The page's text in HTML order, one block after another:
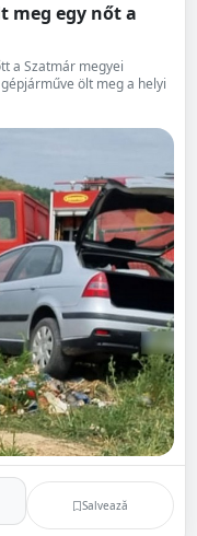
meg egy nőt a
a Szatmár megyei
ölt meg a helyi
Salvează